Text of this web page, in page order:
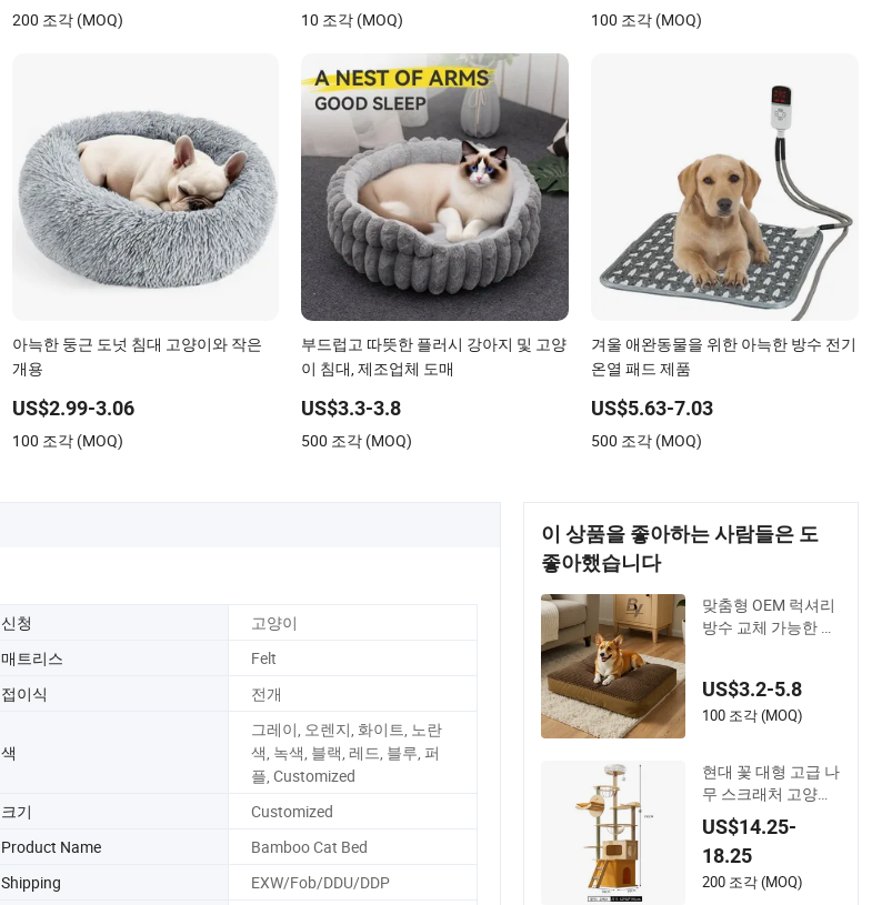
200 조각 (MOQ) 10 조각 (MOQ) 100 조각 (MOQ)
아늑한 둥근 도넛 침대 고양이와 작은
개용
US$2.99-3.06
100 조각 (MOQ)
부드럽고 따뜻한 플러시 강아지 및 고양
이 침대, 제조업체 도매
US$3.3-3.8
500 조각 (MOQ)
겨울 애완동물을 위한 아늑한 방수 전기
온열 패드 제품
US$5.63-7.03
500 조각 (MOQ)
신청
고양이
매트리스
Felt
접이식 전개
색
그레이, 오렌지, 화이트, 노란
색, 녹색, 블랙, 레드, 블루, 퍼
플, Customized
크기
Customized
Product Name
Bamboo Cat Bed
Shipping
EXW/Fob/DDU/DDP
이 상품을 좋아하는 사람들은 도
좋아했습니다
맞춤형 OEM 럭셔리
방수 교체 가능한 실
션 비미끄럼 바닥
US$3.2-5.8
100 조각 (MOQ)
현대 꽃 대형 고급 나
무 스크래처 고양이
나무
US$14.25-
18.25
200 조각 (MOQ)